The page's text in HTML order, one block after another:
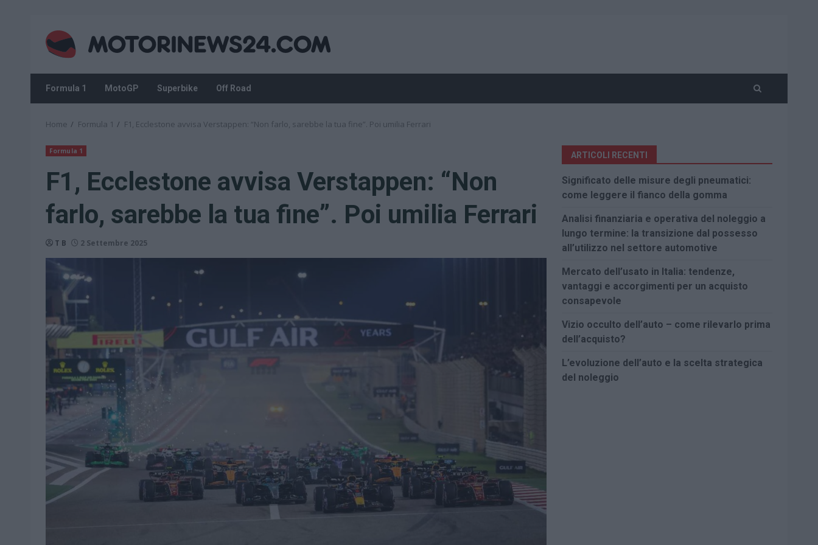
content
Formula 1 MotoGP Superbike Off Road
Home Formula 1 F1, Ecclestone avvisa Verstappen: “Non farlo, sarebbe la tua fine”. Poi umilia Ferrari
Formula 1
F1, Ecclestone avvisa Verstappen: “Non
farlo, sarebbe la tua fine”. Poi umilia Ferrari
T B 2 Settembre 2025
ARTICOLI RECENTI
Significato delle misure degli pneumatici:
come leggere il fianco della gomma
Analisi finanziaria e operativa del noleggio a
lungo termine: la transizione dal possesso
all’utilizzo nel settore automotive
Mercato dell’usato in Italia: tendenze,
vantaggi e accorgimenti per un acquisto
consapevole
Vizio occulto dell’auto – come rilevarlo prima
dell’acquisto?
L’evoluzione dell’auto e la scelta strategica
del noleggio